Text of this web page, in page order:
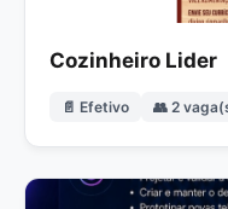
Cozinheiro Lider
📄 Efetivo 👥 2